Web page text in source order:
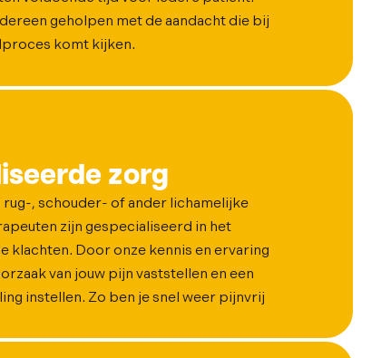
geholpen met de aandacht die bij
komt kijken.
zorg
rug-, schouder- of ander lichamelijke
zijn gespecialiseerd in het
klachten. Door onze kennis en ervaring
van jouw pijn vaststellen en een
instellen. Zo ben je snel weer pijnvrij